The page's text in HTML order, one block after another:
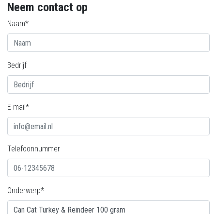
Neem contact op
Naam*
Bedrijf
E-mail*
Telefoonnummer
Onderwerp*